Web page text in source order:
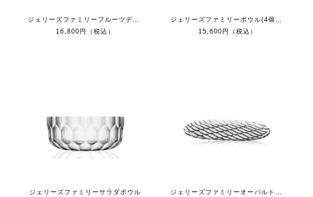
ジェリーズファミリーフルーツディッシュ(４枚セット）
16,800円（税込）
ジェリーズファミリーボウル(4個セット）
15,600円（税込）
ジェリーズファミリーサラダボウル
ジェリーズファミリーオーバルトレイ(４枚セット）